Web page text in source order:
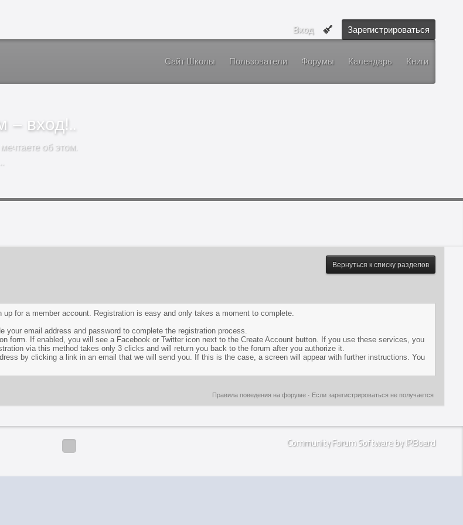
Вход Зарегистрироваться
Сайт Школы Пользователи Форумы Календарь Книги
– вход!..
об этом.
Вернуться к списку разделов
for a member account. Registration is easy and only takes a moment to complete.
email address and password to complete the registration process.
form. If enabled, you will see a Facebook or Twitter icon next to the Create Account button. If you use these services, you
via this method takes only 3 clicks and will return you back to the forum after you authorize it.
by clicking a link in an email that we will send you. If this is the case, a screen will appear with further instructions. You
Если зарегистрироваться не получается
Правила поведения на форуме ·
Community Forum Software by IP.Board